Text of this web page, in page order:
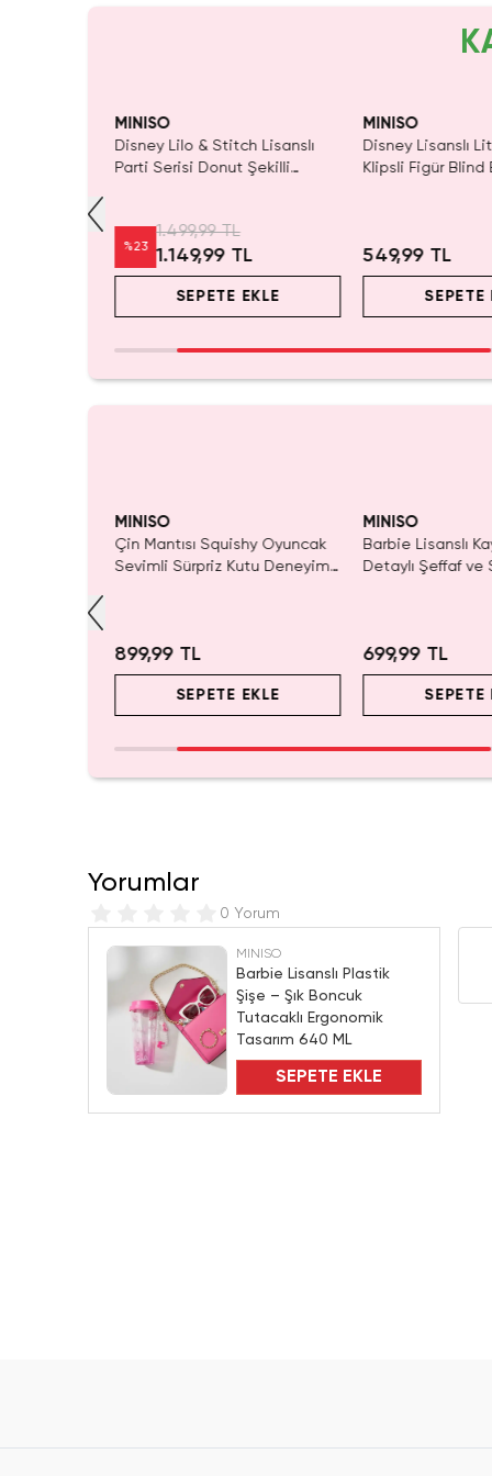
MINISO
Disney Lisanslı Little Mermaid
Klipsli Figür Blind Box – Ariel
549,99 TL
SEPETE EKLE
MINISO
Disney Lilo &
Metal Başlıklı
%43 199,99 TL
SEPETE
MINISO
Barbie Lisanslı Kayan Yıldız
Detaylı Şeffaf ve Sulu
699,99 TL
SEPETE EKLE
MINISO
Miniso Lisanslı
Kristal Yıldız
599,99 TL
SEPETE
Yorumlar
0 Yorum
MINISO
Barbie Lisanslı Plastik
Şişe – Şık Boncuk
Tutacaklı Ergonomik
Tasarım 640 ML
SEPETE EKLE